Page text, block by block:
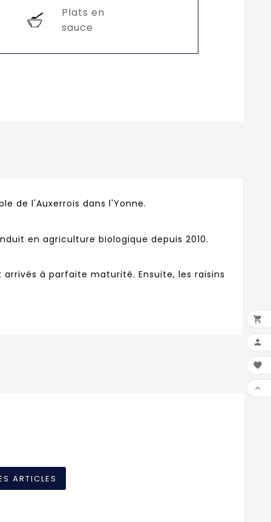
Plats en
sauce
de l'Auxerrois dans l'Yonne.
en agriculture biologique depuis 2010.
à parfaite maturité. Ensuite, les raisins
ARTICLES



